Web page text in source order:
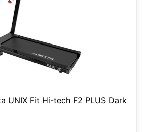
UNIX Fit Hi-tech F2 PLUS Dark